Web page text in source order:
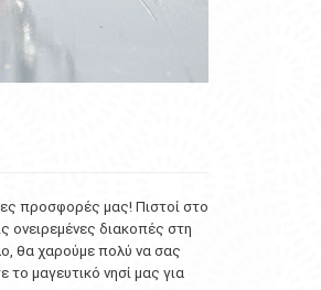
προσφορές μας! Πιστοί στο
ονειρεμένες διακοπές στη
θα χαρούμε πολύ να σας
μαγευτικό νησί μας για